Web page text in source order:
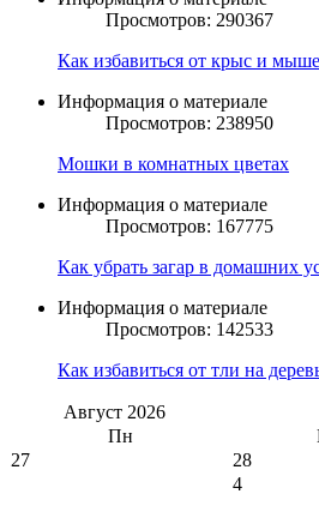
Просмотров: 290367
Как избавиться от крыс и
Информация о материале
Просмотров: 238950
Мошки в комнатных цветах
Информация о материале
Просмотров: 167775
Как убрать загар в домашних
Информация о материале
Просмотров: 142533
Как избавиться от тли на
Август 2026
Пн
27
28
4